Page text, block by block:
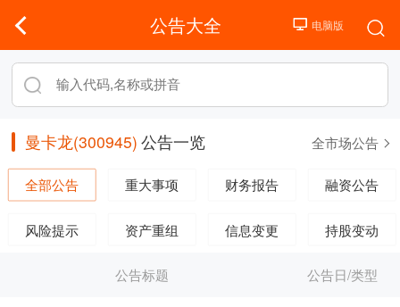
公告大全
曼卡龙(300945) 公告一览 全市场公告
全部公告 重大事项 财务报告 融资公告
风险提示 资产重组 信息变更 持股变动
公告标题 公告日/类型